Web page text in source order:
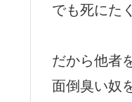
でも死にた
だから他者
面倒臭い奴